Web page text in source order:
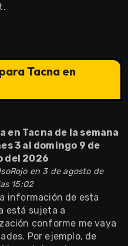
Tacna en
en Tacna de la semana
3 al domingo 9 de
del 2026
en 3 de agosto de
15:02
información de esta
está sujeta a
conforme me vaya
Por ejemplo, de